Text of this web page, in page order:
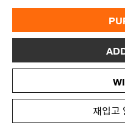
재입고